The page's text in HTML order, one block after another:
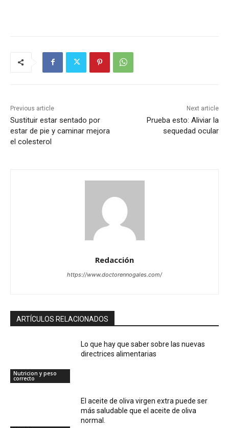
Previous article
Sustituir estar sentado por
estar de pie y caminar mejora
el colesterol
Next article
Prueba esto: Aliviar la
sequedad ocular
Redacción
https://www.doctorennogales.com/
ARTÍCULOS RELACIONADOS
Nutricion y peso
correcto
Lo que hay que saber sobre las nuevas
directrices alimentarias
El aceite de oliva virgen extra puede ser
más saludable que el aceite de oliva
normal.